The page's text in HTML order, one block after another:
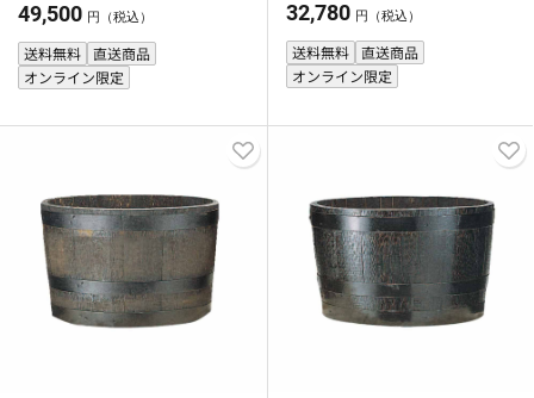
送・代引不可】【北海道・沖縄・離島
49,500 円（税込）
送料無料 直送商品
オンライン限定
送・代引不可】【北海道・沖縄・離島
32,780 円（税込）
送料無料
直送商品
オンライン限定